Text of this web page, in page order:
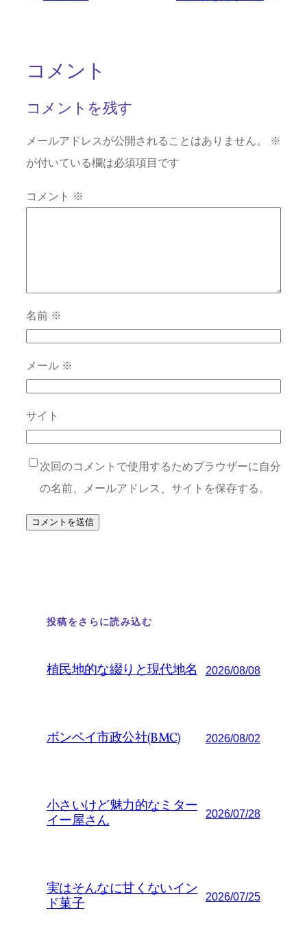
コメント
コメントを残す
メールアドレスが公開されることはありません。
※
が付いている欄は必須項目です
コメント ※
名前 ※
メール ※
サイト
次回のコメントで使用するためブラウザーに自分
の名前、メールアドレス、サイトを保存する。
投稿をさらに読み込む
植民地的な綴りと現代地名 2026/08/08
ボンベイ市政公社(BMC) 2026/08/02
小さいけど魅力的なミター
イー屋さん
2026/07/28
実はそんなに甘くないイン
ド菓子
2026/07/25